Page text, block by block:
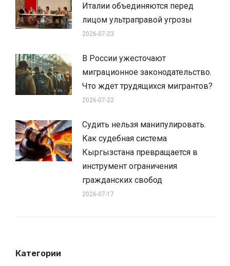
Италии объединяются перед
лицом ультраправой угрозы
2026-07-23
В России ужесточают
миграционное законодательство.
Что ждет трудящихся мигрантов?
2026-07-22
Судить нельзя манипулировать.
Как судебная система
Кыргызстана превращается в
инструмент ограничения
гражданских свобод
2026-07-17
Категории